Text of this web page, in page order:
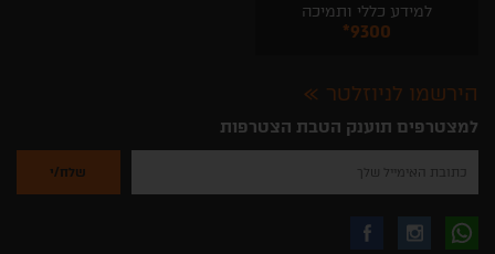
למידע כללי ותמיכה
*9300
הירשמו לניוזלטר
למצטרפים תוענק הטבת הצטרפות
להזין
שלך
להרשמה
לקבלת עקבו